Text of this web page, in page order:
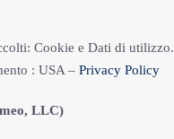
Cookie e Dati di utilizzo.
: USA – Privacy Policy
LLC)